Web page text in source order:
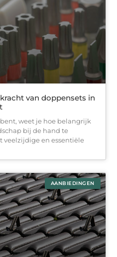
van doppensets in
weet je hoe belangrijk
bij de hand te
veelzijdige en essentiële
AANBIEDINGEN